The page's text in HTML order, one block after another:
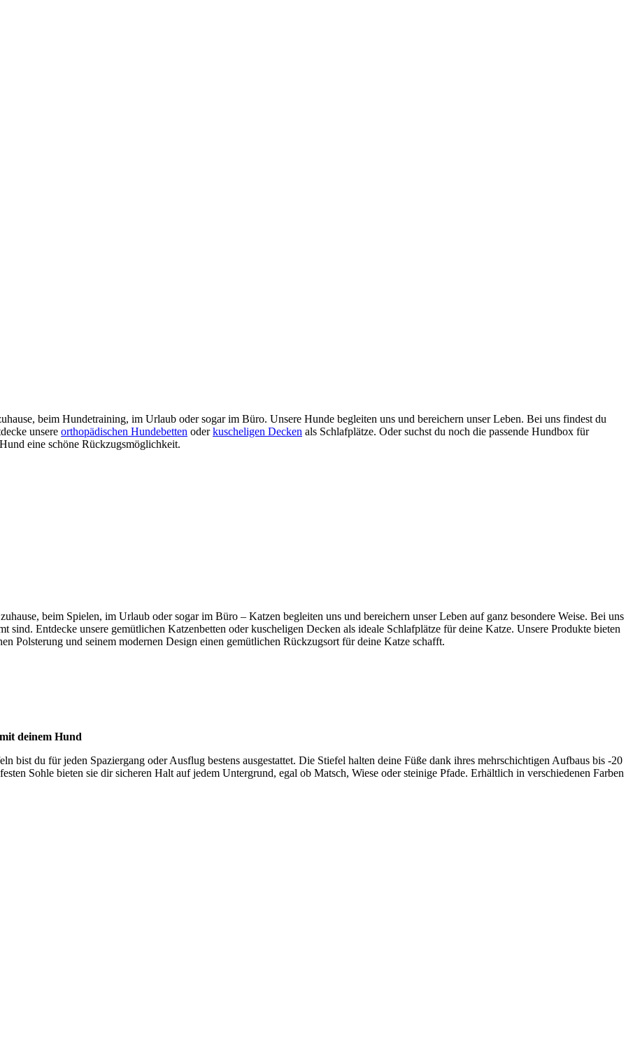
beim Hundetraining, im Urlaub oder sogar im Büro. Unsere Hunde begleiten uns und bereichern unser Leben. Bei uns findest du
unsere orthopädischen Hundebetten oderkuscheligen Decken als Schlafplätze. Oder suchst du noch die passende Hundbox für
eine schöne Rückzugsmöglichkeit.
beim Spielen, im Urlaub oder sogar im Büro – Katzen begleiten uns und bereichern unser Leben auf ganz besondere Weise. Bei uns
sind. Entdecke unsere gemütlichen Katzenbetten oder kuscheligen Decken als ideale Schlafplätze für deine Katze. Unsere Produkte bieten
Polsterung und seinem modernen Design einen gemütlichen Rückzugsort für deine Katze schafft.
deinem Hund
bist du für jeden Spaziergang oder Ausflug bestens ausgestattet. Die Stiefel halten deine Füße dank ihres mehrschichtigen Aufbaus bis -20
Sohle bieten sie dir sicheren Halt auf jedem Untergrund, egal ob Matsch, Wiese oder steinige Pfade. Erhältlich in verschiedenen Farben